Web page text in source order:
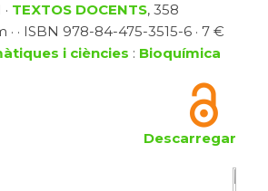
TEXTOS DOCENTS, 358
· · ISBN 978-84-475-3515-6 · 7 €
i ciències : Bioquímica
Descarregar